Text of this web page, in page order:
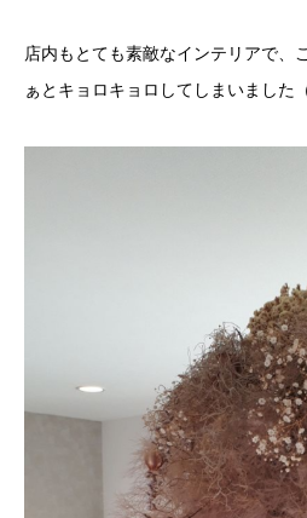
店内もとても素敵なインテリアで、
ぁとキョロキョロしてしまいました